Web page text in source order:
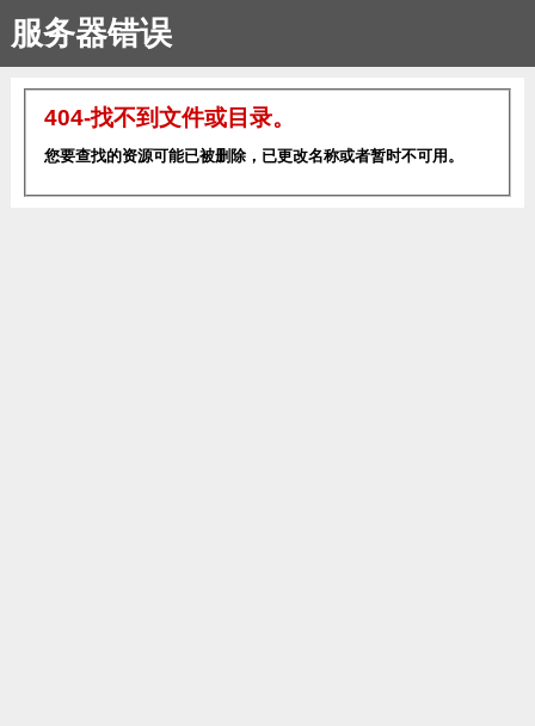
服务器错误
404-找不到文件或目录。
您要查找的资源可能已被删除，已更改名称或者暂时不可用。